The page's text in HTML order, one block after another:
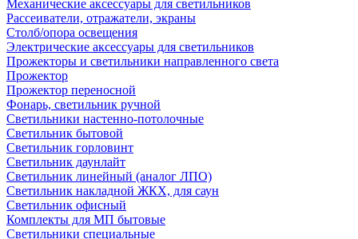
Механические аксессуары для светильников
Рассеиватели, отражатели, экраны
Столб/опора освещения
Электрические аксессуары для светильников
Прожекторы и светильники направленного света
Прожектор
Прожектор переносной
Фонарь, светильник ручной
Светильники настенно-потолочные
Светильник бытовой
Светильник горловинт
Светильник даунлайт
Светильник линейный (аналог ЛПО)
Светильник накладной ЖКХ, для саун
Светильник офисный
Комплекты для МП бытовые
Светильники специальные